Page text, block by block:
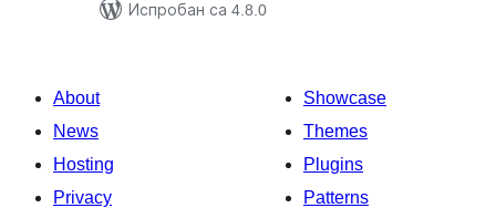
Испробан са 4.8.0
About
News
Hosting
Privacy
Showcase
Themes
Plugins
Patterns